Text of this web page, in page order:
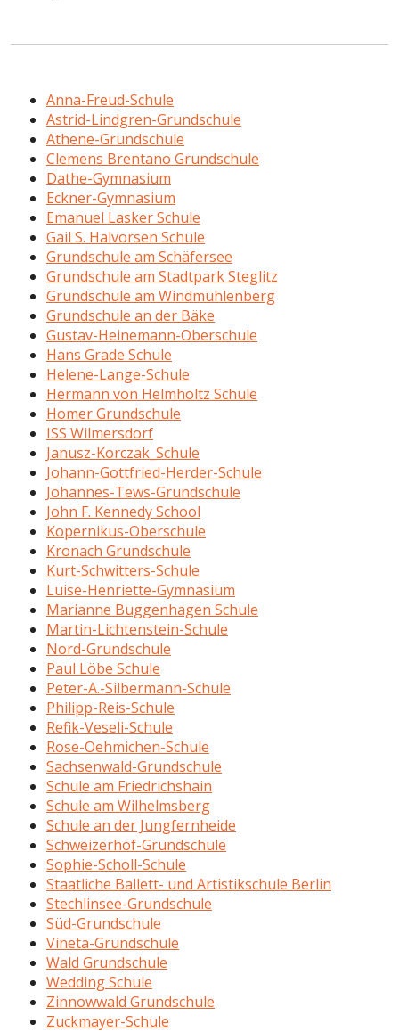
Anna-Freud-Schule
Astrid-Lindgren-Grundschule
Athene-Grundschule
Clemens Brentano Grundschule
Dathe-Gymnasium
Eckner-Gymnasium
Emanuel Lasker Schule
Gail S. Halvorsen Schule
Grundschule am Schäfersee
Grundschule am Stadtpark Steglitz
Grundschule am Windmühlenberg
Grundschule an der Bäke
Gustav-Heinemann-Oberschule
Hans Grade Schule
Helene-Lange-Schule
Hermann von Helmholtz Schule
Homer Grundschule
ISS Wilmersdorf
Janusz-Korczak_Schule
Johann-Gottfried-Herder-Schule
Johannes-Tews-Grundschule
John F. Kennedy School
Kopernikus-Oberschule
Kronach Grundschule
Kurt-Schwitters-Schule
Luise-Henriette-Gymnasium
Marianne Buggenhagen Schule
Martin-Lichtenstein-Schule
Nord-Grundschule
Paul Löbe Schule
Peter-A.-Silbermann-Schule
Philipp-Reis-Schule
Refik-Veseli-Schule
Rose-Oehmichen-Schule
Sachsenwald-Grundschule
Schule am Friedrichshain
Schule am Wilhelmsberg
Schule an der Jungfernheide
Schweizerhof-Grundschule
Sophie-Scholl-Schule
Staatliche Ballett- und Artistikschule Berlin
Stechlinsee-Grundschule
Süd-Grundschule
Vineta-Grundschule
Wald Grundschule
Wedding Schule
Zinnowwald Grundschule
Zuckmayer-Schule